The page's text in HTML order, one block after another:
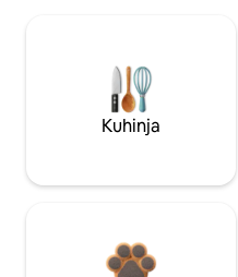
Kuhinja